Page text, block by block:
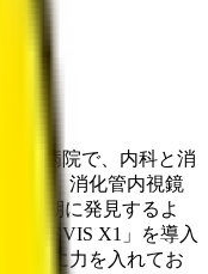
る病院で、内科と消
す。 消化管内視鏡
早期に発見するよ
ム「EVIS X1」を導入
尿病に力を入れてお